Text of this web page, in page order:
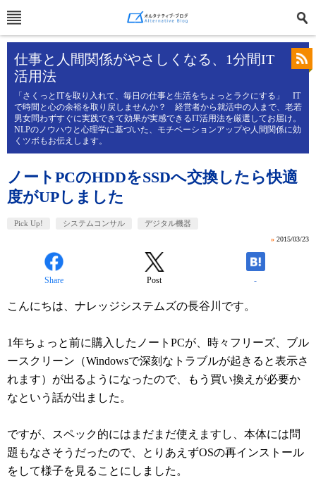
仕事と人間関係がやさしくなる、1分間IT
活用法
「さくっとITを取り入れて、毎日の仕事と生活をちょっとラクにする」 IT
で時間と心の余裕を取り戻しませんか？ 経営者から就活中の人まで、老若
男女問わずすぐに実践できて効果が実感できるIT活用法を厳選してお届け。
NLPのノウハウと心理学に基づいた、モチベーションアップや人間関係に効
くツボもお伝えします。
ノートPCのHDDをSSDへ交換したら快適
度がUPしました
Pick Up! システムコンサル デジタル機器
» 2015/03/23
Share Post -
こんにちは、ナレッジシステムズの長谷川です。
1年ちょっと前に購入したノートPCが、時々フリーズ、ブル
ースクリーン（Windowsで深刻なトラブルが起きると表示さ
れます）が出るようになったので、もう買い換えが必要か
なという話が出ました。
ですが、スペック的にはまだまだ使えますし、本体には問
題もなさそうだったので、とりあえずOSの再インストール
をして様子を見ることにしました。